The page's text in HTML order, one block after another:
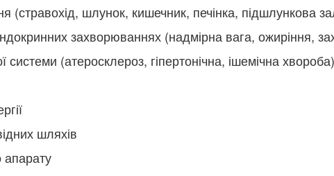
(стравохід, шлунок, кишечник, печінка, підшлункова
захворюваннях (надмірна вага, ожиріння,
(атеросклероз, гіпертонічна, ішемічна хвороба)
шляхів